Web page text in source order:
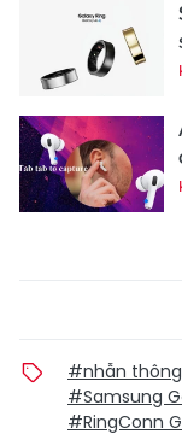
#nhẫn
#Samsung
#RingConn